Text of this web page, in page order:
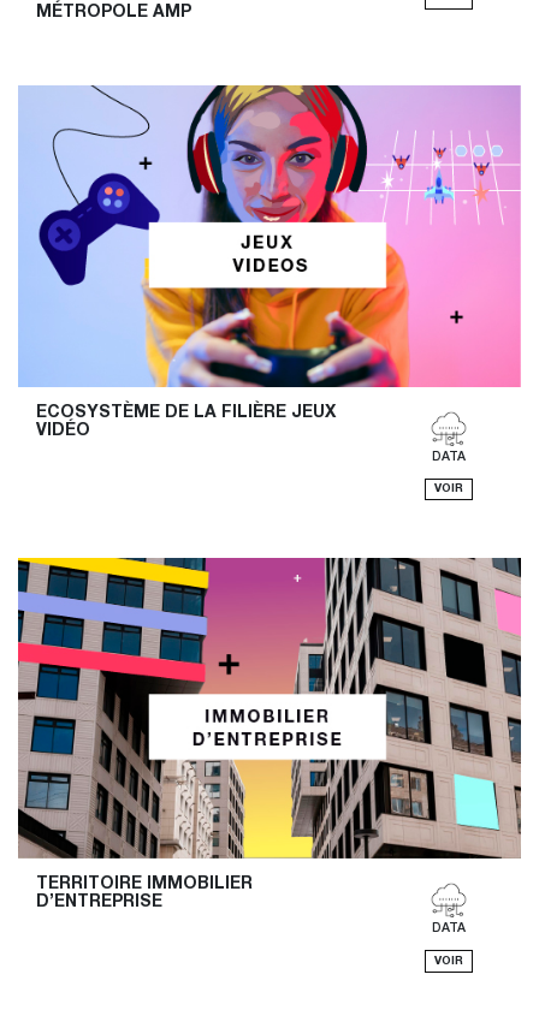
MÉTROPOLE AMP
ECOSYSTÈME DE LA FILIÈRE JEUX
VIDÉO
DATA
VOIR
TERRITOIRE IMMOBILIER
D’ENTREPRISE
DATA
VOIR